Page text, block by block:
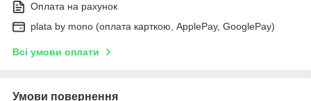
Оплата на рахунок
plata by mono (оплата карткою, ApplePay, GooglePay)
Всі умови оплати
Умови повернення